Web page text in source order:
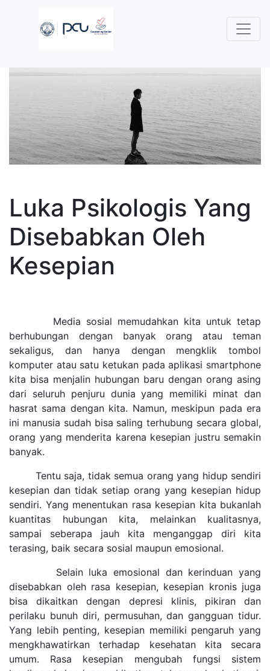
Luka Psikologis Yang
Disebabkan Oleh
Kesepian
Media sosial memudahkan kita untuk tetap
berhubungan dengan banyak orang atau teman
sekaligus, dan hanya dengan mengklik tombol
komputer atau satu ketukan pada aplikasi smartphone
kita bisa menjalin hubungan baru dengan orang asing
dari seluruh penjuru dunia yang memiliki minat dan
hasrat sama dengan kita. Namun, meskipun pada era
ini manusia sudah bisa saling terhubung secara global,
orang yang menderita karena kesepian justru semakin
banyak.
Tentu saja, tidak semua orang yang hidup sendiri
kesepian dan tidak setiap orang yang kesepian hidup
sendiri. Yang menentukan rasa kesepian kita bukanlah
kuantitas hubungan kita, melainkan kualitasnya,
sampai seberapa jauh kita menganggap diri kita
terasing, baik secara sosial maupun emosional.
Selain luka emosional dan kerinduan yang
disebabkan oleh rasa kesepian, kesepian kronis juga
bisa dikaitkan dengan depresi klinis, pikiran dan
perilaku bunuh diri, permusuhan, dan gangguan tidur.
Yang lebih penting, kesepian memiliki pengaruh yang
mengkhawatirkan terhadap kesehatan kita secara
umum. Rasa kesepian mengubah fungsi sistem